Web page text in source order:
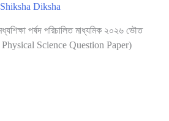
Shiksha Diksha
পর্ষদ পরিচালিত মাধ্যমিক ২০২৬ ভৌত
Physical Science Question Paper)